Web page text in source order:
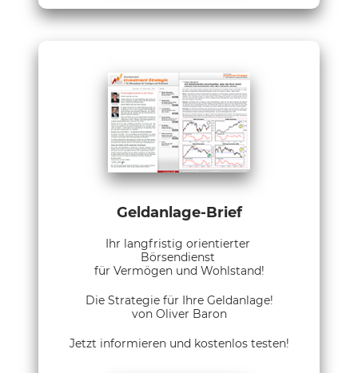
Geldanlage-Brief
Ihr langfristig orientierter
Börsendienst
für Vermögen und Wohlstand!
Die Strategie für Ihre Geldanlage!
von Oliver Baron
Jetzt informieren und kostenlos testen!